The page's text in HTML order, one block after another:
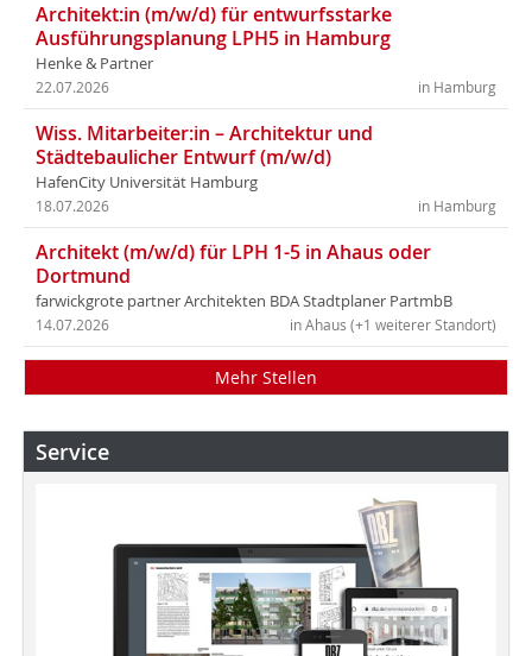
Architekt:in (m/w/d) für entwurfsstarke
Ausführungsplanung LPH5 in Hamburg
Henke & Partner
in Hamburg
22.07.2026
Wiss. Mitarbeiter:in – Architektur und
Städtebaulicher Entwurf (m/w/d)
HafenCity Universität Hamburg
in Hamburg
18.07.2026
Architekt (m/w/d) für LPH 1-5 in Ahaus oder
Dortmund
farwickgrote partner Architekten BDA Stadtplaner PartmbB
in Ahaus (+1 weiterer Standort)
14.07.2026
Mehr Stellen
Service